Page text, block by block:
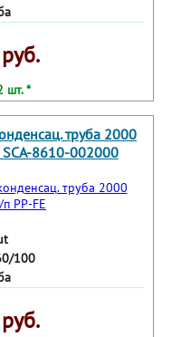
шт. *
труба 2000
8610-002000
100